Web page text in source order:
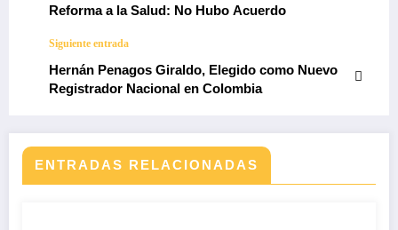
Reforma a la Salud: No Hubo Acuerdo
Siguiente entrada
Hernán Penagos Giraldo, Elegido como Nuevo
Registrador Nacional en Colombia
ENTRADAS RELACIONADAS